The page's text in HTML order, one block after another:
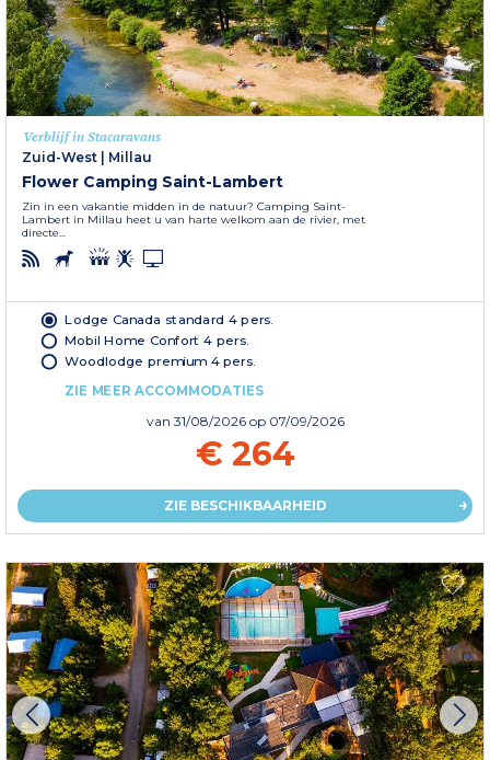
Verblijf in Stacaravans
Zuid-West | Millau
Flower Camping Saint-Lambert
Zin in een vakantie midden in de natuur? Camping Saint-
Lambert in Millau heet u van harte welkom aan de rivier, met
directe...
Lodge Canada standard 4 pers.
Mobil Home Confort 4 pers.
Woodlodge premium 4 pers.
ZIE MEER ACCOMMODATIES
van 31/08/2026 op 07/09/2026
€ 264
ZIE BESCHIKBAARHEID